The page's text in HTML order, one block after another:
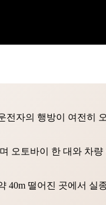
자의 행방이 여전히
오토바이 한 대와 차
떨어진 곳에서